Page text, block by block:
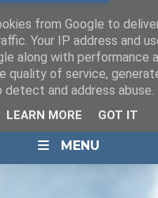
MENU
from Google to
Your IP address and
along with performance
quality of service,
and address abuse.
LEARN MORE GOT IT